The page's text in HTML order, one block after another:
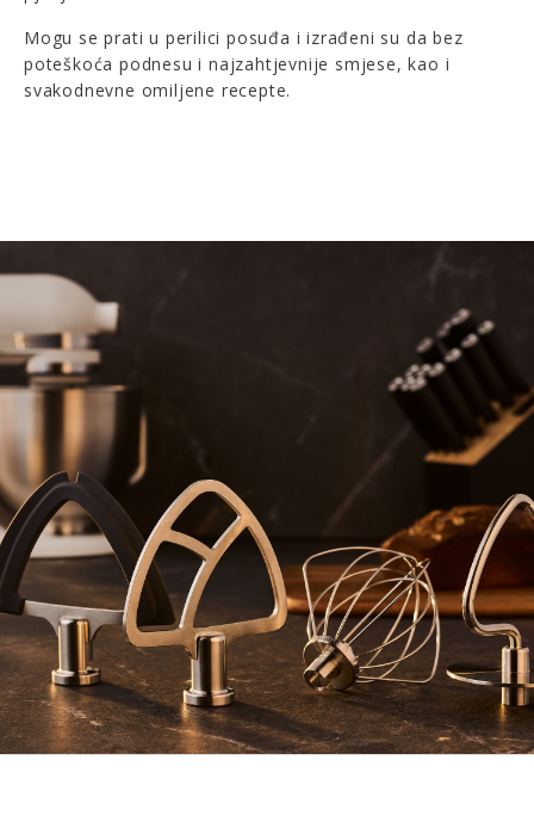
Mogu se prati u perilici posuđa i izrađeni su da bez
poteškoća podnesu i najzahtjevnije smjese, kao i
svakodnevne omiljene recepte.